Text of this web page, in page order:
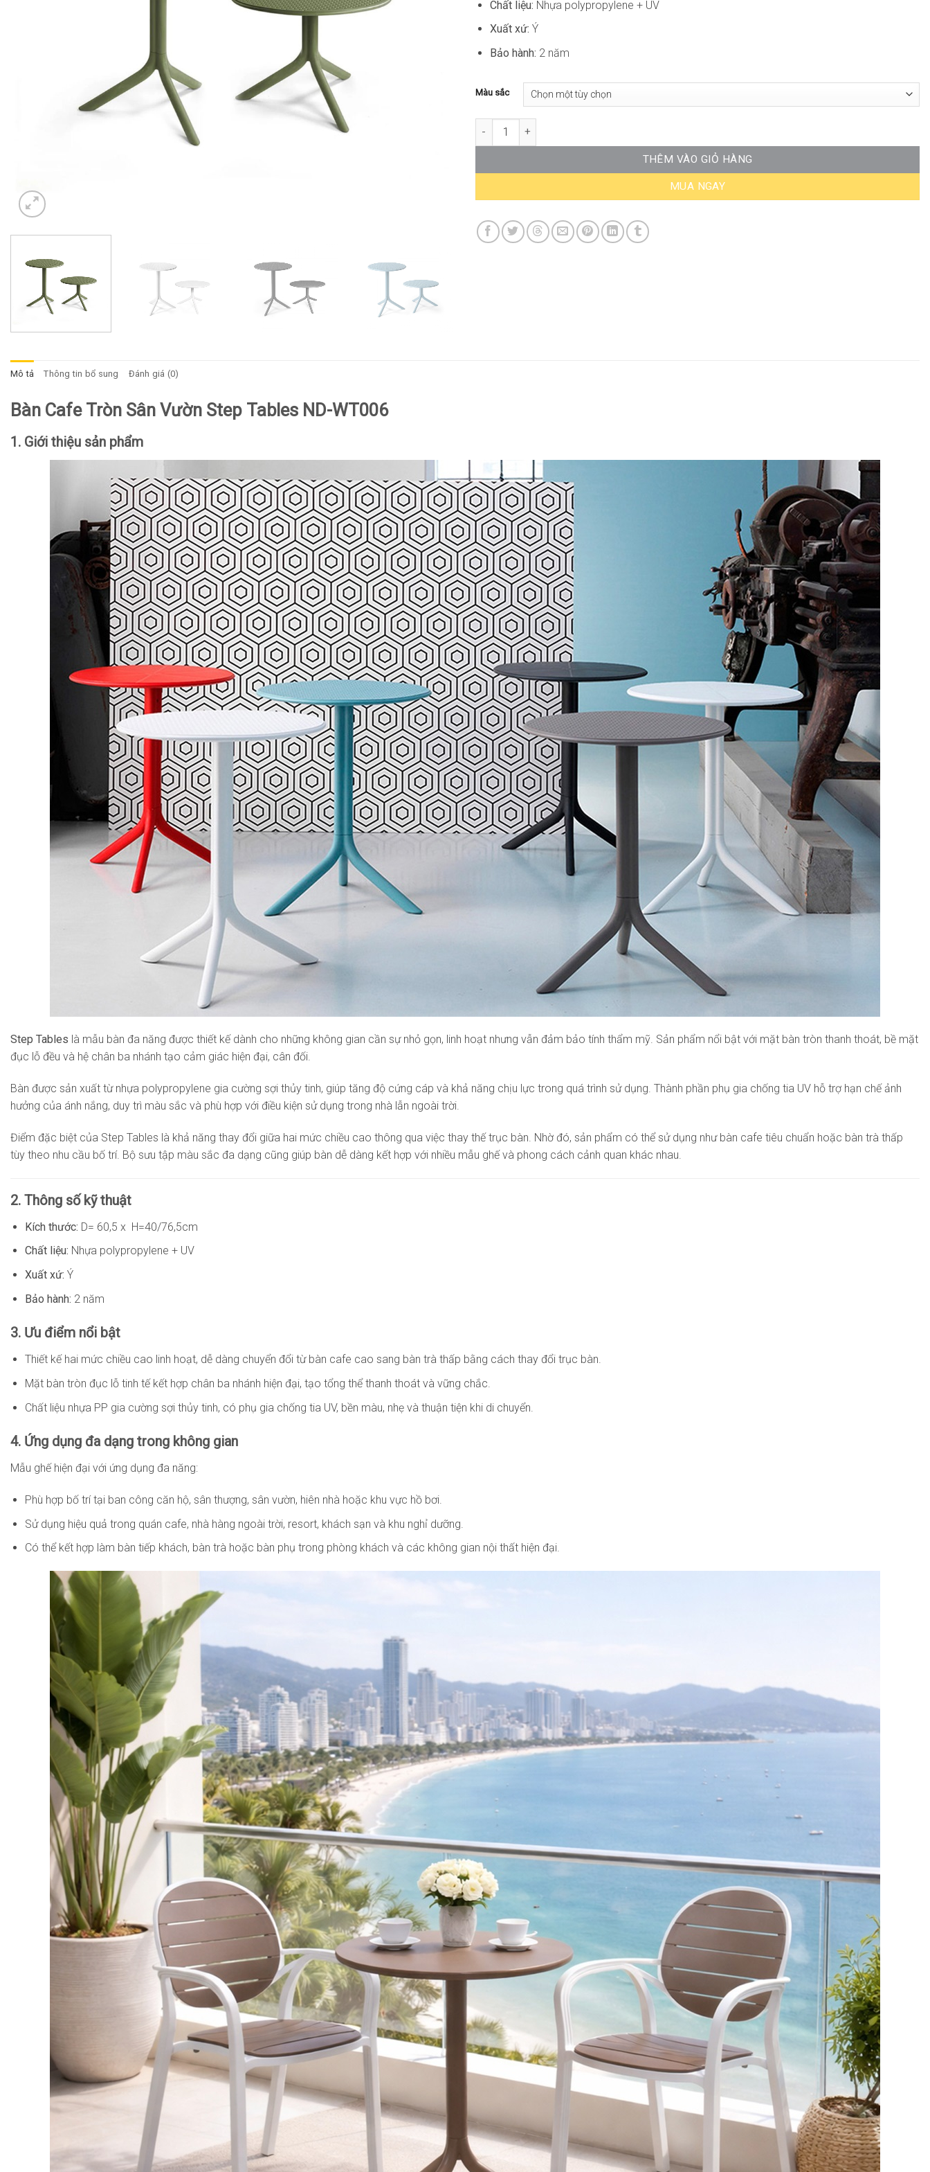
Chất liệu: Nhựa polypropylene + UV
Xuất xứ: Ý
Bảo hành: 2 năm
Màu sắc
Bàn Cafe Tròn Sân Vườn Step Tables ND-WT006 số lượng
THÊM VÀO GIỎ HÀNG
MUA NGAY
Mô tả Thông tin bổ sung Đánh giá (0)
Bàn Cafe Tròn Sân Vườn Step Tables ND-WT006
1. Giới thiệu sản phẩm
Step Tables là mẫu bàn đa năng được thiết kế dành cho những không gian cần sự nhỏ gọn, linh hoạt nhưng vẫn đảm bảo tính thẩm mỹ. Sản phẩm nổi bật với mặt bàn tròn thanh thoát, bề mặt
đục lỗ đều và hệ chân ba nhánh tạo cảm giác hiện đại, cân đối.
Bàn được sản xuất từ nhựa polypropylene gia cường sợi thủy tinh, giúp tăng độ cứng cáp và khả năng chịu lực trong quá trình sử dụng. Thành phần phụ gia chống tia UV hỗ trợ hạn chế ảnh
hưởng của ánh nắng, duy trì màu sắc và phù hợp với điều kiện sử dụng trong nhà lẫn ngoài trời.
Điểm đặc biệt của Step Tables là khả năng thay đổi giữa hai mức chiều cao thông qua việc thay thế trục bàn. Nhờ đó, sản phẩm có thể sử dụng như bàn cafe tiêu chuẩn hoặc bàn trà thấp
tùy theo nhu cầu bố trí. Bộ sưu tập màu sắc đa dạng cũng giúp bàn dễ dàng kết hợp với nhiều mẫu ghế và phong cách cảnh quan khác nhau.
2. Thông số kỹ thuật
Kích thước: D= 60,5 x H=40/76,5cm
Chất liệu: Nhựa polypropylene + UV
Xuất xứ: Ý
Bảo hành: 2 năm
3. Ưu điểm nổi bật
Thiết kế hai mức chiều cao linh hoạt, dễ dàng chuyển đổi từ bàn cafe cao sang bàn trà thấp bằng cách thay đổi trục bàn.
Mặt bàn tròn đục lỗ tinh tế kết hợp chân ba nhánh hiện đại, tạo tổng thể thanh thoát và vững chắc.
Chất liệu nhựa PP gia cường sợi thủy tinh, có phụ gia chống tia UV, bền màu, nhẹ và thuận tiện khi di chuyển.
4. Ứng dụng đa dạng trong không gian
Mẫu ghế hiện đại với ứng dụng đa năng:
Phù hợp bố trí tại ban công căn hộ, sân thượng, sân vườn, hiên nhà hoặc khu vực hồ bơi.
Sử dụng hiệu quả trong quán cafe, nhà hàng ngoài trời, resort, khách sạn và khu nghỉ dưỡng.
Có thể kết hợp làm bàn tiếp khách, bàn trà hoặc bàn phụ trong phòng khách và các không gian nội thất hiện đại.